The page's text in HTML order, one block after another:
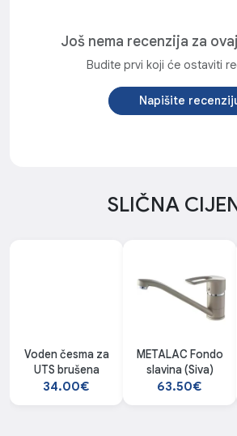
Još nema recenzija za
Budite prvi koji će ostaviti
Napišite
SLIČNA
Voden česma za
UTS brušena
34.00€
METALAC Fondo
slavina (Siva)
63.50€